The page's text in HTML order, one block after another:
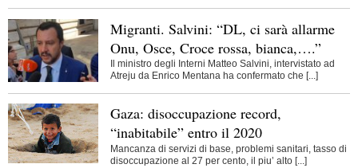
Migranti. Salvini: “DL, ci sarà allarme
Onu, Osce, Croce rossa, bianca,….”
Il ministro degli Interni Matteo Salvini, intervistato ad
Atreju da Enrico Mentana ha confermato che [...]
Gaza: disoccupazione record,
“inabitabile” entro il 2020
Mancanza di servizi di base, problemi sanitari, tasso di
disoccupazione al 27 per cento, il piu’ alto [...]